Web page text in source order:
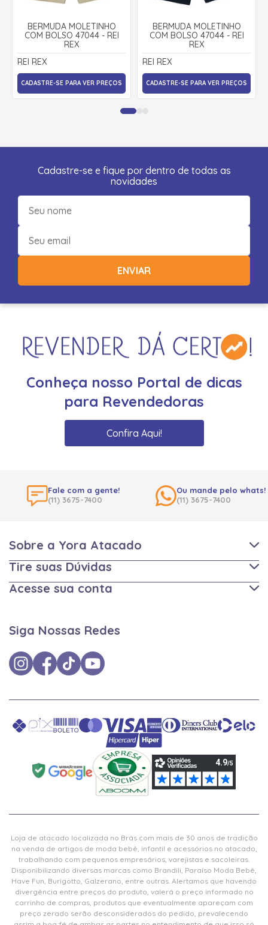
BERMUDA MOLETINHO
COM BOLSO 47044 - REI
REX
REI REX
CADASTRE-SE PARA VER PREÇOS
BERMUDA MOLETINHO
COM BOLSO 47044 - REI
REX
REI REX
CADASTRE-SE PARA VER PREÇOS
Cadastre-se e fique por dentro de todas as
novidades
ENVIAR
Conheça nosso Portal de dicas
para Revendedoras
Confira Aqui!
Fale com a gente!
(11) 3675-7400
Ou mande pelo whats!
(11) 3675-7400
Sobre a Yora Atacado
Tire suas Dúvidas
Acesse sua conta
Siga Nossas Redes
Loja de atacado localizada no Brás com mais de 30 anos de tradição
na venda de artigos de moda bebê, infantil e acessórios no atacado,
trabalhando com pequenos empresários, varejistas e sacoleiras.
Disponibilizando diversas marcas como Brandili, Paraíso Moda Bebê,
Have Fun, Burigotto, Galzerano, entre outras. Alertamos que havendo
divergência entre preços do produto, valerá o preço informado no
carrinho de compras, produtos que eventualmente apareçam com
preço zerado serão desconsiderados do pedido, prevalecendo